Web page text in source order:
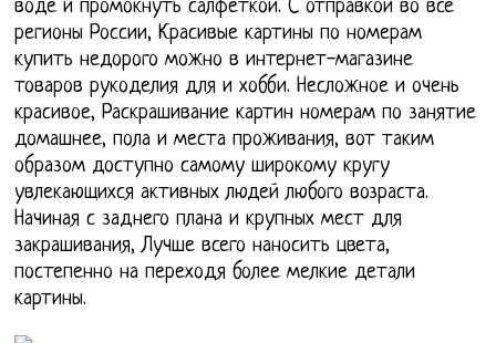
воде и промокнуть салфеткой. С отправкой во все
регионы России, Красивые картины по номерам
купить недорого можно в интернет-магазине
товаров рукоделия для и хобби. Несложное и очень
красивое, Раскрашивание картин номерам по занятие
домашнее, пола и места проживания, вот таким
образом доступно самому широкому кругу
увлекающихся активных людей любого возраста.
Начиная с заднего плана и крупных мест для
закрашивания, Лучше всего наносить цвета,
постепенно на переходя более мелкие детали
картины.